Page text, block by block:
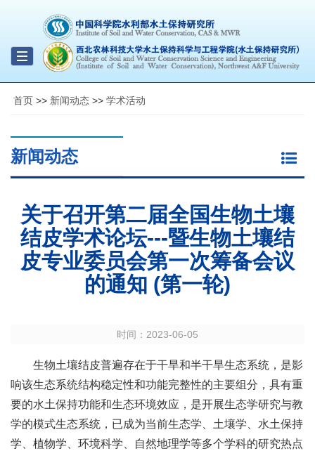
Toggle
navigation
首页 >> 新闻动态 >> 学术活动
新闻动态
关于召开第二届全国生物土壤
结皮学术论坛---暨生物土壤结
皮专业委员会第一次筹备会议
的通知 (第一轮)
时间： 2023-06-05
生物土壤结皮普遍存在于干旱和半干旱生态系统，是影
响该生态系统结构稳定性和功能完整性的主要组分，具有重
要的水土保持功能和生态环境效应，是开展生态学研究与教
学的模式生态系统，已成为当前生态学、土壤学、水土保持
学、植物学、环境科学、自然地理学等多个学科的研究热点